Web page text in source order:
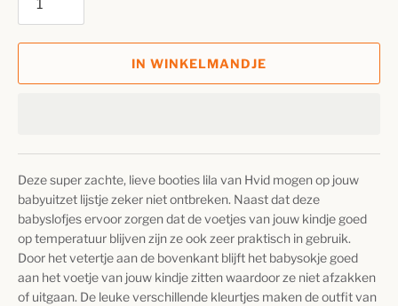
IN WINKELMANDJE
Deze super zachte, lieve booties lila van Hvid mogen op jouw
babyuitzet lijstje zeker niet ontbreken. Naast dat deze
babyslofjes ervoor zorgen dat de voetjes van jouw kindje goed
op temperatuur blijven zijn ze ook zeer praktisch in gebruik.
Door het vetertje aan de bovenkant blijft het babysokje goed
aan het voetje van jouw kindje zitten waardoor ze niet afzakken
of uitgaan. De leuke verschillende kleurtjes maken de outfit van